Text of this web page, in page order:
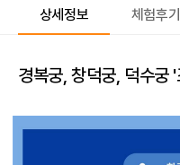
상세정보 체험후기
경복궁, 창덕궁, 덕수궁